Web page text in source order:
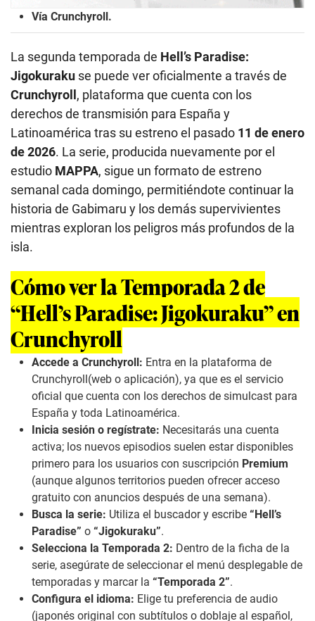
Vía Crunchyroll.
La segunda temporada de Hell’s Paradise:
Jigokuraku se puede ver oficialmente a través de
Crunchyroll , plataforma que cuenta con los
derechos de transmisión para España y
Latinoamérica tras su estreno el pasado 11 de enero
de 2026. La serie, producida nuevamente por el
estudio MAPPA, sigue un formato de estreno
semanal cada domingo, permitiéndote continuar la
historia de Gabimaru y los demás supervivientes
mientras exploran los peligros más profundos de la
isla.
Cómo ver la Temporada 2 de
“Hell’s Paradise: Jigokuraku” en
Crunchyroll
Accede a Crunchyroll: Entra en la plataforma de
Crunchyroll(web o aplicación), ya que es el servicio
oficial que cuenta con los derechos de simulcast para
España y toda Latinoamérica.
Inicia sesión o regístrate: Necesitarás una cuenta
activa; los nuevos episodios suelen estar disponibles
primero para los usuarios con suscripción Premium
(aunque algunos territorios pueden ofrecer acceso
gratuito con anuncios después de una semana).
Busca la serie: Utiliza el buscador y escribe “Hell’s
Paradise” o “Jigokuraku”.
Selecciona la Temporada 2: Dentro de la ficha de la
serie, asegúrate de seleccionar el menú desplegable de
temporadas y marcar la “Temporada 2”.
Configura el idioma: Elige tu preferencia de audio
(japonés original con subtítulos o doblaje al español,